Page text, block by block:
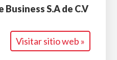
S.A de C.V
Visitar sitio web »